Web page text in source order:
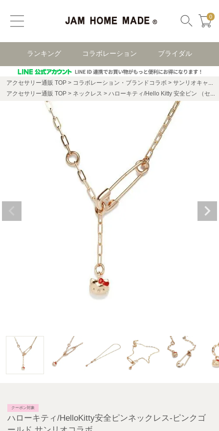
0
ランキング コラボレーション ブライダル
アクセサリー通販 TOP コラボレーション・ブランドコラボ
サンリオキャラクターズ
アクセサリー通販 TOP
ネックレス ハローキティ/Hello Kitty 安全ピン （セーフティピン） ネックレス - ピンクゴールド
クーポン対象
ハローキティ/HelloKitty安全ピンネックレス-ピンクゴ